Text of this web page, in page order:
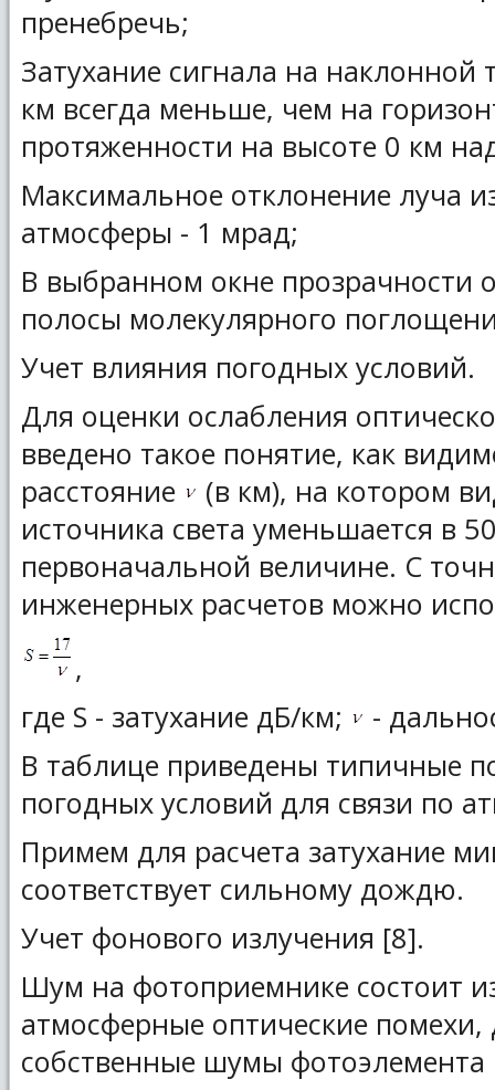
пренебречь;
Затухание сигнала на наклонной
км всегда меньше, чем на
протяженности на высоте 0 км
Максимальное отклонение луча
атмосферы - 1 мрад;
В выбранном окне прозрачности
полосы молекулярного
Учет влияния погодных условий.
Для оценки ослабления
введено такое понятие, как
расстояние
(в км), на котором
источника света уменьшается в
первоначальной величине. С
инженерных расчетов можно
,
где S - затухание дБ/км;
-
В таблице приведены типичные
погодных условий для связи по
Примем для расчета затухание
соответствует сильному дождю.
Учет фонового излучения [8].
Шум на фотоприемнике состоит
атмосферные оптические
собственные шумы фотоэлемента